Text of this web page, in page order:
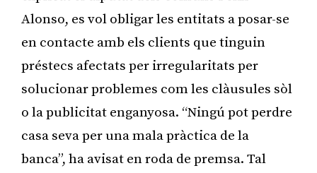
Alonso, es vol obligar les entitats a posar-se
en contacte amb els clients que tinguin
préstecs afectats per irregularitats per
solucionar problemes com les clàusules sòl
o la publicitat enganyosa. “Ningú pot perdre
casa seva per una mala pràctica de la
banca”, ha avisat en roda de premsa. Tal